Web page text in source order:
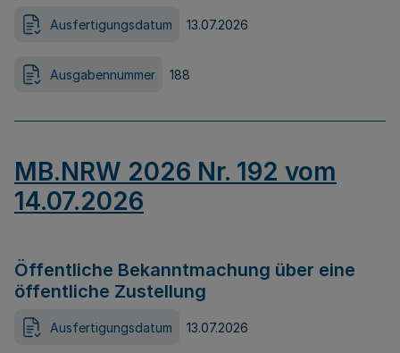
Ausfertigungsdatum 13.07.2026
Ausgabennummer 188
MB.NRW 2026 Nr. 192 vom
14.07.2026
Öffentliche Bekanntmachung über eine
öffentliche Zustellung
Ausfertigungsdatum 13.07.2026